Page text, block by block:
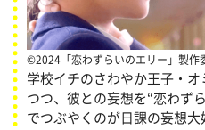
©2024「恋わずらいのエリー」製作
学校イチのさわやか王子・
つつ、彼との妄想を“恋わず
でつぶやくのが日課の妄想